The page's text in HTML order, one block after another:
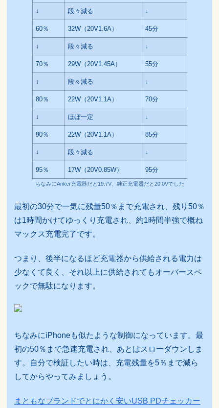
↓ 段々減る ↓
60％ 32W（20V1.6A） 45分
↓ 段々減る ↓
70％ 29W（20V1.45A） 55分
↓ 段々減る ↓
80％ 22W（20V1.1A） 70分
↓ ほぼ一定 ↓
90％ 22W（20V1.1A） 85分
↓ 段々減る ↓
95％ 17W（20V0.85W） 95分
ちなみにAnker充電器だと19.7V、純正充電器だと20.0Vでした
最初の30分で一気に残量50％まで充電され、残り50％
は1時間かけてゆっくり充電され、約1時間半強で概ね
マックス充電完了です。
つまり、後半になるほど充電器から供給される電力は
少なくて良く、それ以上に供給されてもオーバースペ
ックで無駄になります。
ちなみにiPhoneも似たような制御になっています。最
初の50％まで急速充電され、あとはスローダウンしま
す。自分で検証したい時は、充電残量を5％まで減ら
してからやってみましょう。
まともなブランドでとにかく安いUSB PDチェッカー